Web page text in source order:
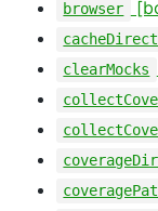
browser
clearMocks